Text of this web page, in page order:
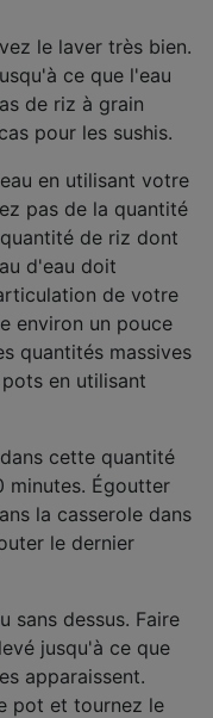
le laver très bien.
ce que l'eau
de riz à grain
pour les sushis.
en utilisant votre
pas de la quantité
de riz dont
d'eau doit
de votre
environ un pouce
quantités massives
en utilisant
cette quantité
minutes. Égoutter
la casserole dans
le dernier
sans dessus. Faire
jusqu'à ce que
apparaissent.
pot et tournez le